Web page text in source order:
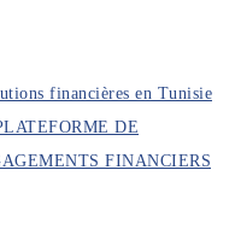
financières en Tunisie
DE
FINANCIERS